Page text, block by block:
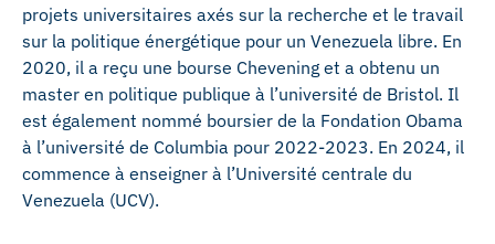
projets universitaires axés sur la recherche et le travail
sur la politique énergétique pour un Venezuela libre. En
2020, il a reçu une bourse Chevening et a obtenu un
master en politique publique à l’université de Bristol. Il
est également nommé boursier de la Fondation Obama
à l’université de Columbia pour 2022-2023. En 2024, il
commence à enseigner à l’Université centrale du
Venezuela (UCV).